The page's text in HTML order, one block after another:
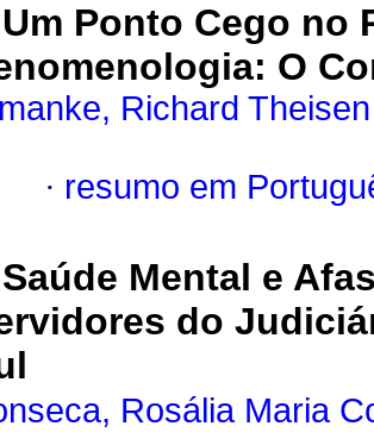
Um Ponto Cego no
: O
Richard Theisen
· resumo em
Saúde Mental e
do
Rosália Maria